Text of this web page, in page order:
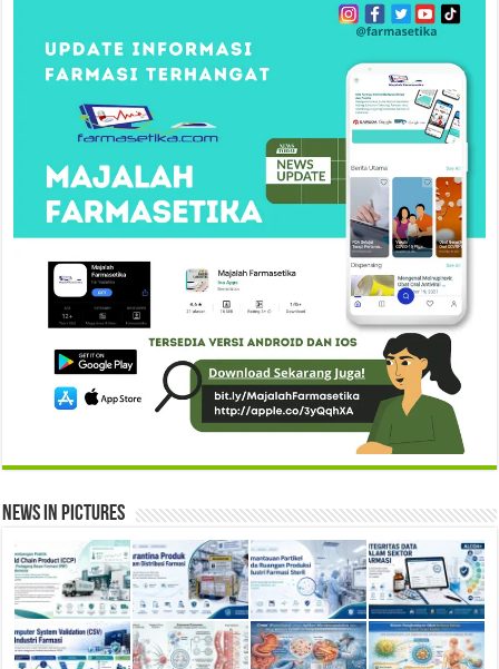
News in Pictures